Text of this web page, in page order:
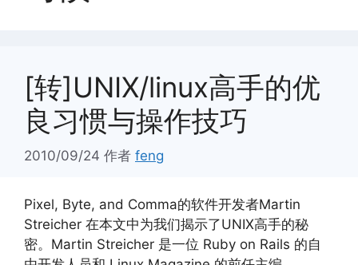
[转]UNIX/linux高手的优
良习惯与操作技巧
2010/09/24 作者 feng
Pixel, Byte, and Comma的软件开发者Martin
Streicher 在本文中为我们揭示了UNIX高手的秘
密。Martin Streicher 是一位 Ruby on Rails 的自